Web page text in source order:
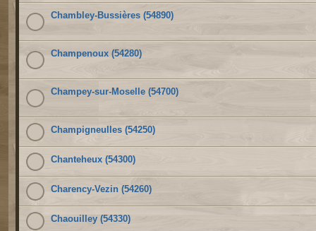
Chambley-Bussières (54890)
Champenoux (54280)
Champey-sur-Moselle (54700)
Champigneulles (54250)
Chanteheux (54300)
Charency-Vezin (54260)
Chaouilley (54330)